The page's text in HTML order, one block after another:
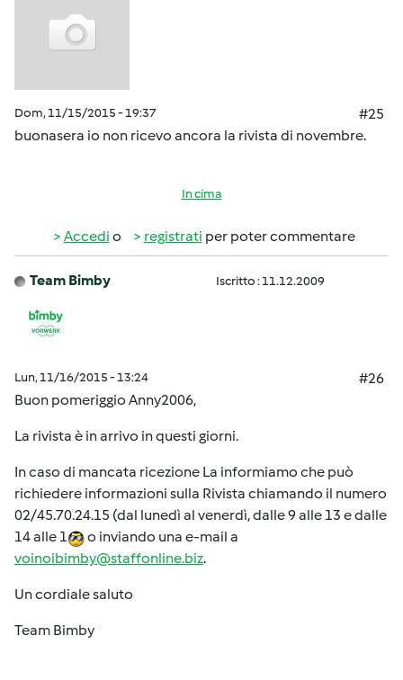
Dom, 11/15/2015 - 19:37
#25
buonasera io non ricevo ancora la rivista di novembre.
In cima
Accedi o registrati per poter commentare
Team Bimby Iscritto : 11.12.2009
Lun, 11/16/2015 - 13:24
#26
Buon pomeriggio Anny2006,
La rivista è in arrivo in questi giorni.
In caso di mancata ricezione La informiamo che può
richiedere informazioni sulla Rivista chiamando il numero
02/45.70.24.15 (dal lunedì al venerdì, dalle 9 alle 13 e dalle
14 alle 1
o inviando una e-mail a
voinoibimby@staffonline.biz.
Un cordiale saluto
Team Bimby